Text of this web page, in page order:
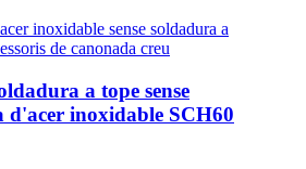
a tope sense
d'acer inoxidable SCH60